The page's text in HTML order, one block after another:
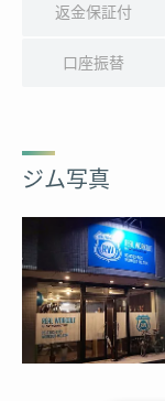
返金保証付
口座振替
ジム写真